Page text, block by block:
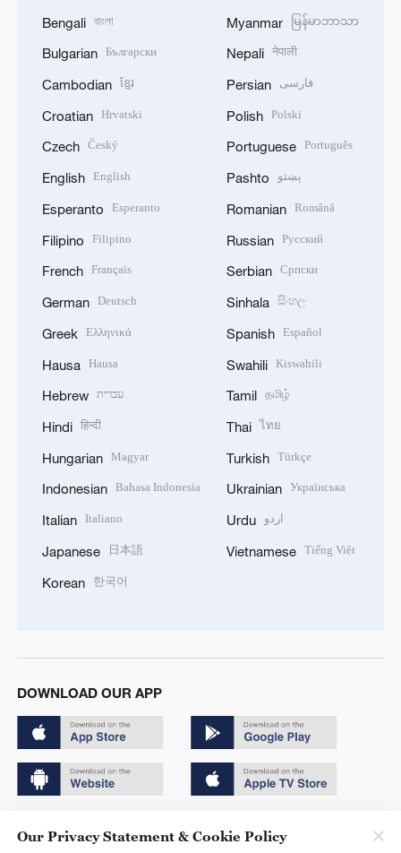
Bengali বাংলা
Bulgarian Български
Cambodian ខ្មែរ
Croatian Hrvatski
Czech Český
English English
Esperanto Esperanto
Filipino Filipino
French Français
German Deutsch
Greek Ελληνικά
Hausa Hausa
Hebrew עברית
Hindi हिन्दी
Hungarian Magyar
Indonesian Bahasa Indonesia
Italian Italiano
Japanese 日本語
Korean 한국어
Myanmar မြန်မာဘာသာ
Nepali नेपाली
Persian فارسی
Polish Polski
Portuguese Português
Pashto پښتو
Romanian Română
Russian Русский
Serbian Српски
Sinhala සිංහල
Spanish Español
Swahili Kiswahili
Tamil தமிழ்
Thai ไทย
Turkish Türkçe
Ukrainian Українська
Urdu اردو
Vietnamese Tiếng Việt
DOWNLOAD OUR APP
Our Privacy Statement & Cookie Policy